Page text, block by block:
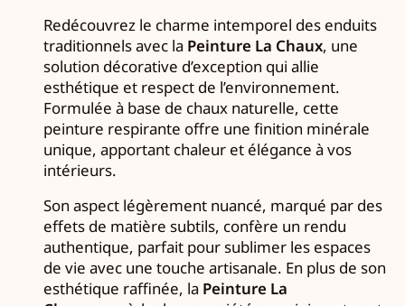
Redécouvrez le charme intemporel des enduits
traditionnels avec la Peinture La Chaux, une
solution décorative d’exception qui allie
esthétique et respect de l’environnement.
Formulée à base de chaux naturelle, cette
peinture respirante offre une finition minérale
unique, apportant chaleur et élégance à vos
intérieurs.
Son aspect légèrement nuancé, marqué par des
effets de matière subtils, confère un rendu
authentique, parfait pour sublimer les espaces
de vie avec une touche artisanale. En plus de son
esthétique raffinée, la Peinture La